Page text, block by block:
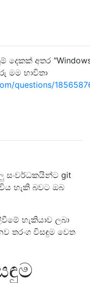
දෙකක් අතර
මම භාවිතා
questions/
සංවර්ධකයින්ට git
හැකි බවට ඔබ
හැකියාව ලබා
තරංග විසඳුම වෙත